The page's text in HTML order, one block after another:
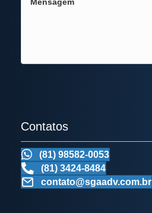
Contatos
(81) 98582-0053
(81) 3424-8484
contato@sgaadv.com.br